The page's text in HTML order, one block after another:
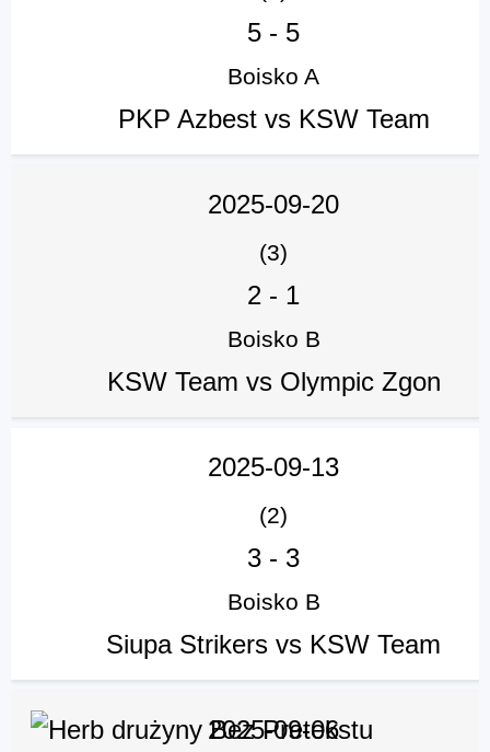
5 - 5
Boisko A
PKP Azbest vs KSW Team
2025-09-20
(3)
2 - 1
Boisko B
KSW Team vs Olympic Zgon
2025-09-13
(2)
3 - 3
Boisko B
Siupa Strikers vs KSW Team
2025-09-06